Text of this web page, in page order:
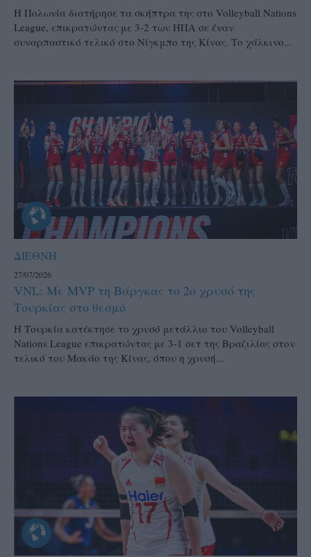
Η Πολωνία διατήρησε τα σκήπτρα της στο Volleyball Nations
League, επικρατώντας με 3-2 των ΗΠΑ σε έναν
συναρπαστικό τελικό στο Νίγκμπο της Κίνας. Το χάλκινο...
ΔΙΕΘΝΗ
27/07/2026
VNL: Με MVP τη Βάργκας το 2ο χρυσό της
Τουρκίας στο θεσμό
H Τουρκία κατέκτησε το χρυσό μετάλλιο του Volleyball
Nations League επικρατώντας με 3-1 σετ της Βραζιλίας στον
τελικό του Μακάο της Κίνας, όπου η χρυσή...